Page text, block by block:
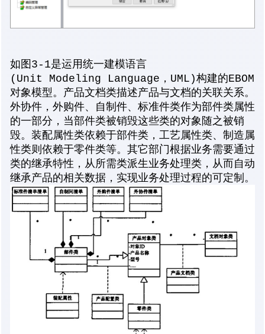
如图3-1是运用统一建模语言
(Unit Modeling Language，UML)构建的EBOM
对象模型。产品文档类描述产品与文档的关联关系。
外协件，外购件、自制件、标准件类作为部件类属性
的一部分，当部件类被销毁这些类的对象随之被销
毁。装配属性类依赖于部件类，工艺属性类、制造属
性类则依赖于零件类等。其它部门根据业务需要通过
类的继承特性，从所需类派生业务处理类，从而自动
继承产品的相关数据，实现业务处理过程的可定制。